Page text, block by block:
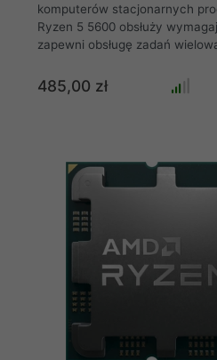
komputerów stacjonarnych
Ryzen 5 5600 obsłuży
zapewni obsługę zadań
rdzeni, 12 wątków,
do 4,4 GHz oraz 35 MB
procesor AMD Ryzen 5 5600
wątpienia bardzo dobrym
zestawów komputerowych
na jego cenę oraz wydajność.
całej platformy AM4 z
Ryzen 5 5600 jest naprawdę
opłacalny nawet dla osób z
budżetem na zakup nowego
komputerowego.
485,00 zł